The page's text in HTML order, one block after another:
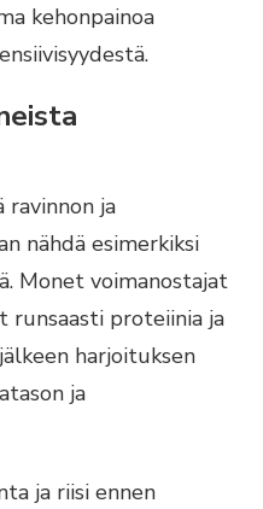
kehonpainoa
ja
nähdä esimerkiksi
Monet voimanostajat
runsaasti proteiinia ja
harjoituksen
ja
ja riisi ennen